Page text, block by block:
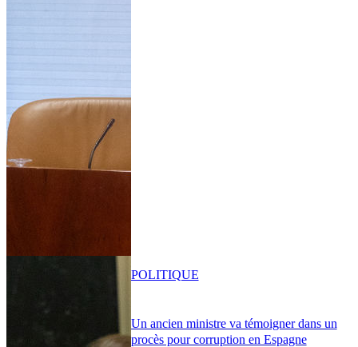
Un ancien ministre va témoigner dans un
procès pour corruption en Espagne
POLITIQUE